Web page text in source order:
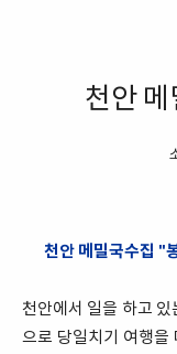
천안
천안 메밀국수집 "
천안에서 일을 하고
으로 당일치기 여행을